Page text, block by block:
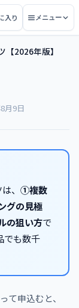
入り メニュー
2026年版】
月9日
、 ①複数
グの見極
の狙い方で
でも数千
て申込むと、